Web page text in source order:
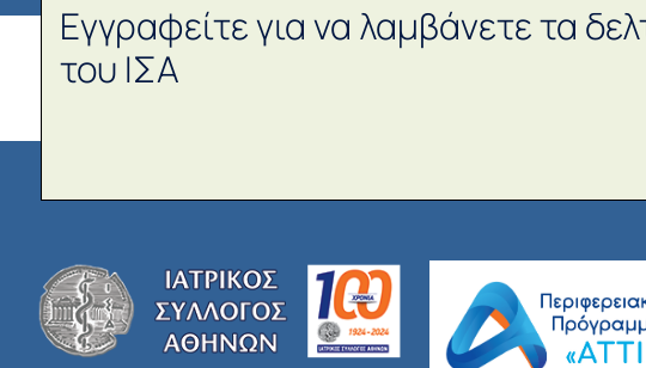
Εγγραφείτε για να λαμβάνετε τα
του ΙΣΑ